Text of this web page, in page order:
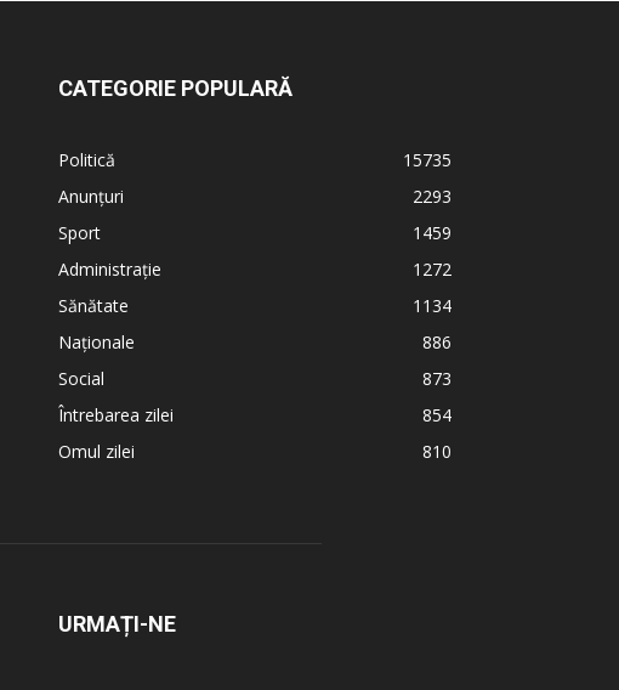
CATEGORIE POPULARĂ
Politică
15735
Anunțuri
2293
Sport
1459
Administrație
1272
Sănătate
1134
Naționale
886
Social
873
Întrebarea zilei
854
Omul zilei
810
URMAȚI-NE